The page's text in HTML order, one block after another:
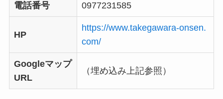
電話番号 0977231585
HP
https://www.takegawara-onsen.
com/
Googleマップ
URL
（埋め込み上記参照）